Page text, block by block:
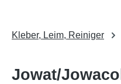
Kleber, Leim, Reiniger
Jowat/